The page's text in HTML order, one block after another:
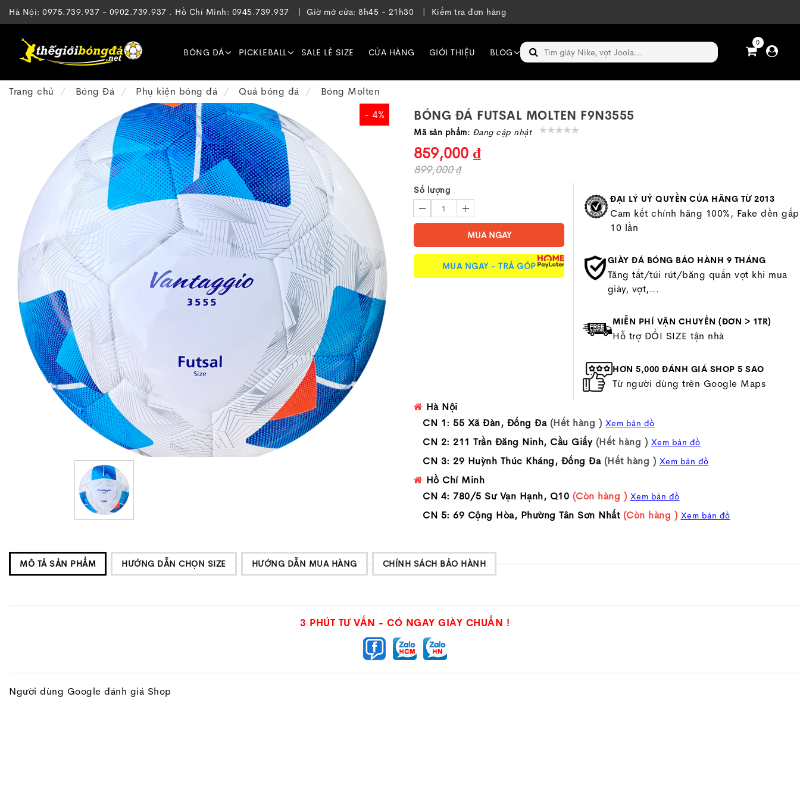
Hà Nội: 0975.739.937 - 0902.739.937 . Hồ Chí Minh: 0945.739.937 Giờ mở cửa: 8h45 - 21h30 Kiểm tra đơn hàng
BÓNG ĐÁ PICKLEBALL SALE LẺ SIZE CỬA HÀNG GIỚI THIỆU BLOG
0
Trang chủ Bóng Đá Phụ kiện bóng đá Quả bóng đá Bóng Molten
- 4% BÓNG ĐÁ FUTSAL MOLTEN F9N3555
Mã sản phẩm: Đang cập nhật
859,000 ₫
899,000 ₫
Số lượng
1
MUA NGAY
MUA NGAY - TRẢ GÓP
ĐẠI LÝ UỶ QUYỀN CỦA HÃNG TỪ 2013
Cam kết chính hãng 100%, Fake đền gấp
10 lần
GIÀY ĐÁ BÓNG BẢO HÀNH 9 THÁNG
Tăng tất/túi rút/băng quấn vợt khi mua
giày, vợt,...
MIỄN PHÍ VẬN CHUYỂN (ĐƠN > 1TR)
Hỗ trợ ĐỔI SIZE tận nhà
HƠN 5,000 ĐÁNH GIÁ SHOP 5 SAO
Từ người dùng trên Google Maps
Hà Nội
CN 1: 55 Xã Đàn, Đống Đa (Hết hàng ) Xem bản đồ
CN 2: 211 Trần Đăng Ninh, Cầu Giấy (Hết hàng ) Xem bản đồ
CN 3: 29 Huỳnh Thúc Kháng, Đống Đa (Hết hàng ) Xem bản đồ
Hồ Chí Minh
CN 4: 780/5 Sư Vạn Hạnh, Q10 (Còn hàng ) Xem bản đồ
CN 5: 69 Cộng Hòa, Phường Tân Sơn Nhất (Còn hàng ) Xem bản đồ
MÔ TẢ SẢN PHẨM HƯỚNG DẪN CHỌN SIZE HƯỚNG DẪN MUA HÀNG CHÍNH SÁCH BẢO HÀNH
3 PHÚT TƯ VẤN - CÓ NGAY GIÀY CHUẨN !
Người dùng Google đánh giá Shop